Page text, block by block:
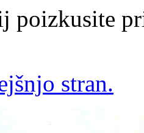
poizkusite
stran.